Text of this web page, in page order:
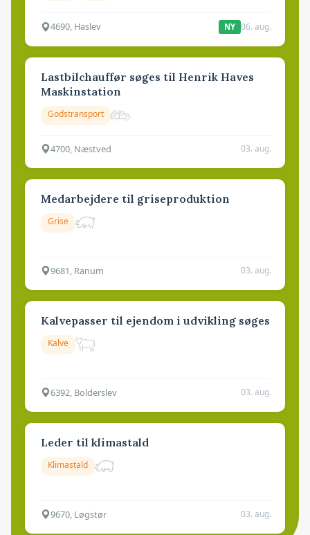
4690, Haslev NY 06. aug.
Lastbilchauffør søges til Henrik Haves
Maskinstation
Godstransport
4700, Næstved 03. aug.
Medarbejdere til griseproduktion
Grise
9681, Ranum 03. aug.
Kalvepasser til ejendom i udvikling søges
Kalve
6392, Bolderslev 03. aug.
Leder til klimastald
Klimastald
9670, Løgstør 03. aug.